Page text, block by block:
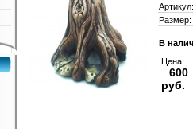
Артикул:
Размер:
В
Цена:
600
руб.